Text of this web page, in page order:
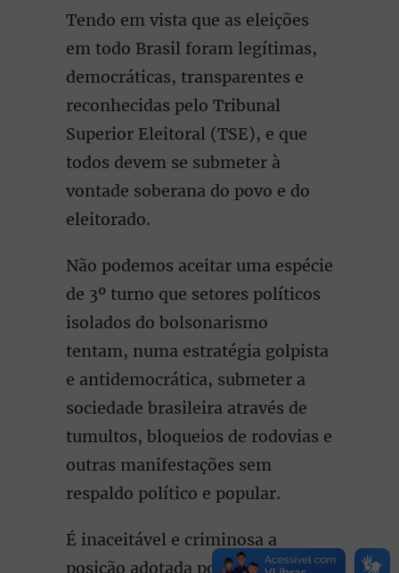
Tendo em vista que as eleições
em todo Brasil foram legítimas,
democráticas, transparentes e
reconhecidas pelo Tribunal
Superior Eleitoral (TSE), e que
todos devem se submeter à
vontade soberana do povo e do
eleitorado.
Não podemos aceitar uma espécie
de 3º turno que setores políticos
isolados do bolsonarismo
tentam, numa estratégia golpista
e antidemocrática, submeter a
sociedade brasileira através de
tumultos, bloqueios de rodovias e
outras manifestações sem
respaldo político e popular.
É inaceitável e criminosa a
posição adotada por setores